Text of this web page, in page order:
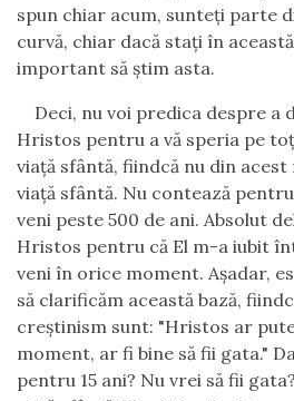
spun chiar acum, sunteţi parte
curvă, chiar dacă staţi în
important să ştim asta.
Deci, nu voi predica despre a
Hristos pentru a vă speria pe
viaţă sfântă, fiindcă nu din
viaţă sfântă. Nu contează
veni peste 500 de ani. Absolut
Hristos pentru că El m-a iubit
veni în orice moment. Aşadar,
să clarificăm această bază,
creştinism sunt: "Hristos ar
moment, ar fi bine să fii gata."
pentru 15 ani? Nu vrei să fii